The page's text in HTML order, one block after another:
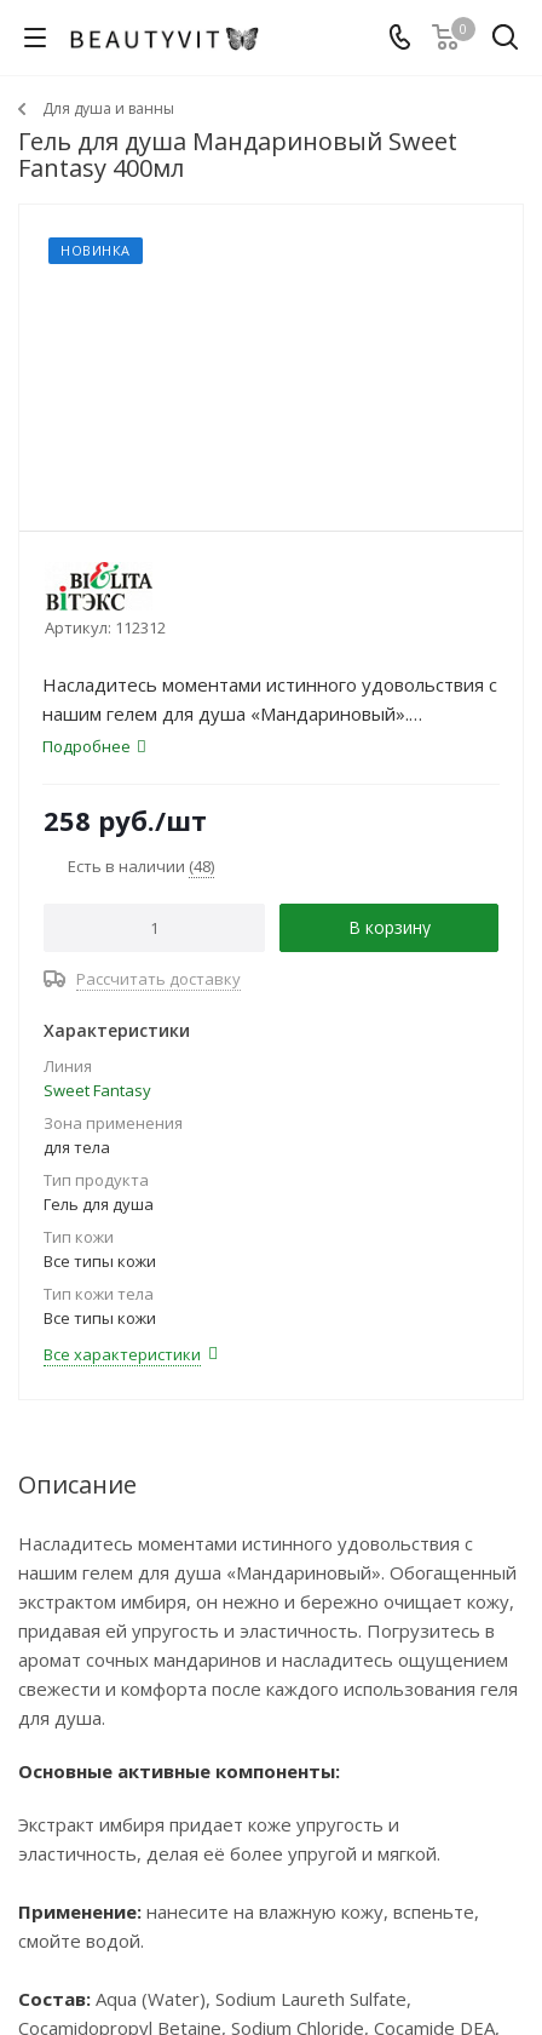
0
Для душа и ванны
Гель для душа Мандариновый Sweet
Fantasy 400мл
НОВИНКА
Артикул: 112312
Насладитесь моментами истинного удовольствия с
нашим гелем для душа «Мандариновый».
Обогащенный экстрактом имбиря, он нежно и
мандаринов и насладитесь ощущением свежести и
комфорта после каждого использования геля для
Подробнее
258 руб./шт
Есть в наличии (48)
В корзину
Рассчитать доставку
Характеристики
Линия
Sweet Fantasy
Зона применения
для тела
Тип продукта
Гель для душа
Тип кожи
Все типы кожи
Тип кожи тела
Все типы кожи
Все характеристики
Описание
Насладитесь моментами истинного удовольствия с
нашим гелем для душа «Мандариновый». Обогащенный
экстрактом имбиря, он нежно и бережно очищает кожу,
придавая ей упругость и эластичность. Погрузитесь в
аромат сочных мандаринов и насладитесь ощущением
свежести и комфорта после каждого использования геля
для душа.
Основные активные компоненты:
Экстракт имбиря придает коже упругость и
эластичность, делая её более упругой и мягкой.
Применение: нанесите на влажную кожу, вспеньте,
смойте водой.
Состав: Aqua (Water), Sodium Laureth Sulfate,
Cocamidopropyl Betaine, Sodium Chloride, Cocamide DEA,